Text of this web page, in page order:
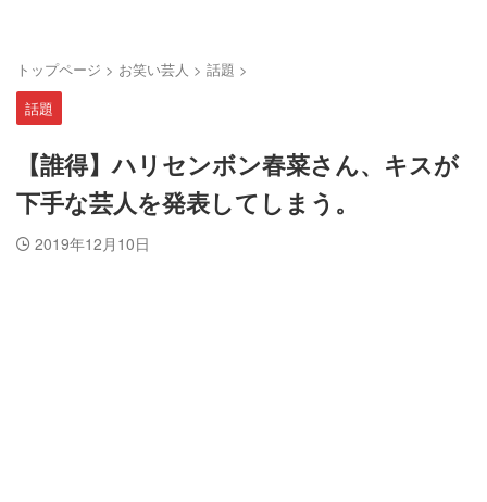
トップページ > お笑い芸人 > 話題 >
話題
【誰得】ハリセンボン春菜さん、キスが
下手な芸人を発表してしまう。
2019年12月10日